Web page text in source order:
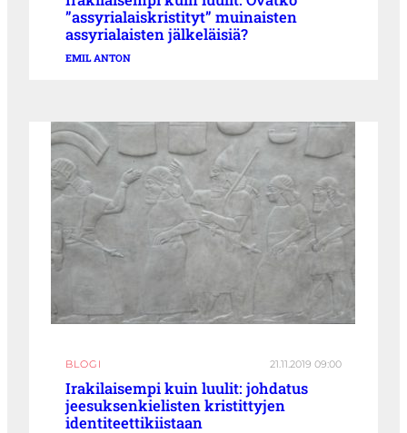
”assyrialaiskristityt” muinaisten
assyrialaisten jälkeläisiä?
EMIL ANTON
BLOGI 21.11.2019 09:00
Irakilaisempi kuin luulit: johdatus
jeesuksenkielisten kristittyjen
identiteettikiistaan